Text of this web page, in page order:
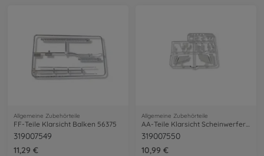
Allgemeine Zubehörteile
FF-Teile Klarsicht Balken 56375
319007549
11,29 €
Allgemeine Zubehörteile
319007550
10,99 €